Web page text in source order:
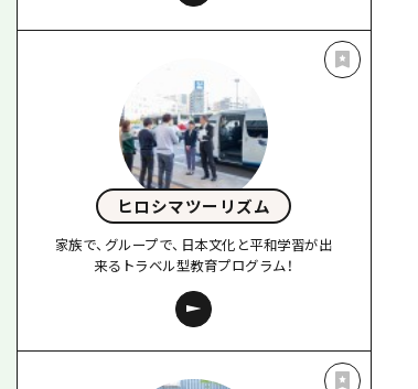
ヒロシマツーリズム
家族で、グループで、日本文化と平和学習が出
来るトラベル型教育プログラム！